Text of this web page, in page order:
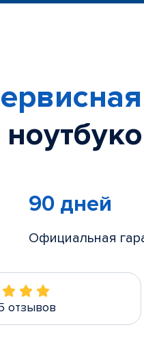
90 дней
Официальная
отзывов